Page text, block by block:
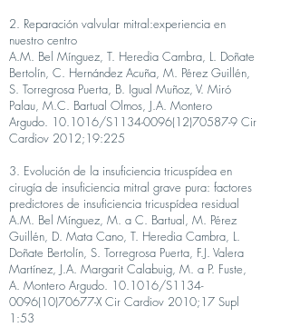
2. Reparación valvular mitral:experiencia en
nuestro centro
A.M. Bel Mínguez, T. Heredia Cambra, L. Doñate
Bertolín, C. Hernández Acuña, M. Pérez Guillén,
S. Torregrosa Puerta, B. Igual Muñoz, V. Miró
Palau, M.C. Bartual Olmos, J.A. Montero
Argudo. 10.1016/S1134-0096(12)70587-9 Cir
Cardiov 2012;19:225
3. Evolución de la insuficiencia tricuspídea en
cirugía de insuficiencia mitral grave pura: factores
predictores de insuficiencia tricuspídea residual
A.M. Bel Mínguez, M. a C. Bartual, M. Pérez
Guillén, D. Mata Cano, T. Heredia Cambra, L.
Doñate Bertolín, S. Torregrosa Puerta, F.J. Valera
Martínez, J.A. Margarit Calabuig, M. a P. Fuste,
A. Montero Argudo. 10.1016/S1134-
0096(10)70677-X Cir Cardiov 2010;17 Supl
1:53